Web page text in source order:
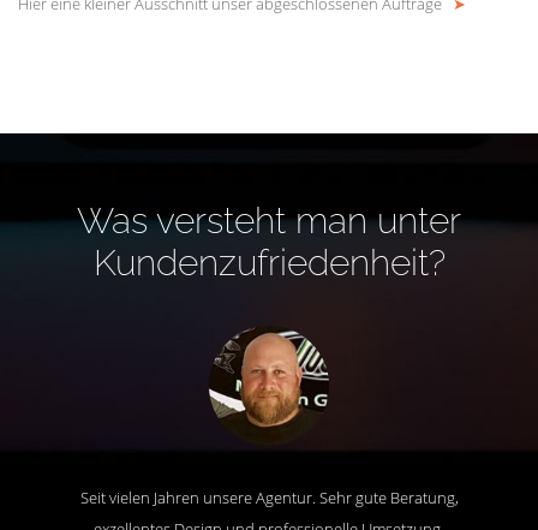
Was versteht man unter
Kundenzufriedenheit?
Seit vielen Jahren unsere Agentur. Sehr gute Beratung,